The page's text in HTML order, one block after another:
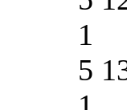
1
5